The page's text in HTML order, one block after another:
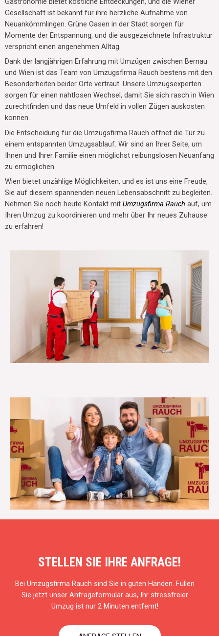
Gesellschaft ist bekannt für ihre herzliche Aufnahme von
Neuankömmlingen. Grüne Oasen in der Stadt sorgen für
Momente der Entspannung, und die ausgezeichnete Infrastruktur
verspricht einen angenehmen Alltag.
Dank der langjährigen Erfahrung mit Umzügen zwischen Bernau
und Wien ist das Team von Umzugsfirma Rauch bestens mit den
Besonderheiten beider Orte vertraut. Unsere Umzugsexperten
sorgen für einen nahtlosen Wechsel, damit Sie sich rasch in Wien
zurechtfinden und das neue Umfeld in vollen Zügen auskosten
können.
Die Entscheidung für die Umzugsfirma Rauch öffnet die Tür zu
einem entspannten Umzugsablauf. Wir sind an Ihrer Seite, um
Ihnen und Ihrer Familie einen möglichst reibungslosen Neuanfang
zu ermöglichen.
Wien bietet unzählige Möglichkeiten, und es ist uns eine Freude,
Sie auf diesem spannenden neuen Lebensabschnitt zu begleiten.
Nehmen Sie noch heute Kontakt mit Umzugsfirma Rauch auf, um
Ihren Umzug zu koordinieren und mehr über Ihr neues Zuhause
zu erfahren!
STELLEN SIE IHRE ANFRAGE!
Bei Umzugsfirma Rauch sind Sie in guten Händen. Füllen
Sie jetzt unser Anfrageformular aus, Ihr stressfreier
Umzug ist nur 2 Minuten entfernt!